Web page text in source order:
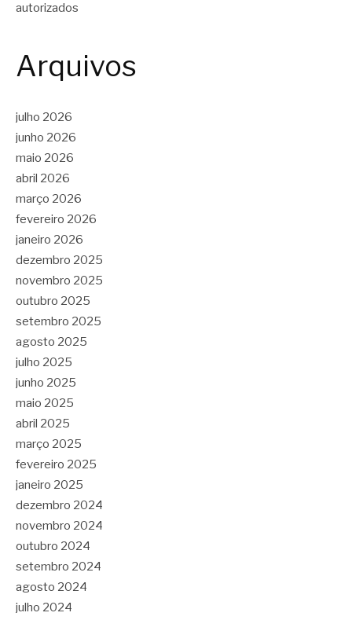
autorizados
Arquivos
julho 2026
junho 2026
maio 2026
abril 2026
março 2026
fevereiro 2026
janeiro 2026
dezembro 2025
novembro 2025
outubro 2025
setembro 2025
agosto 2025
julho 2025
junho 2025
maio 2025
abril 2025
março 2025
fevereiro 2025
janeiro 2025
dezembro 2024
novembro 2024
outubro 2024
setembro 2024
agosto 2024
julho 2024